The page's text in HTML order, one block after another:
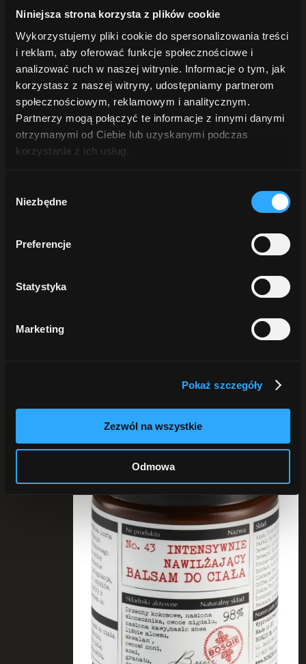
Niniejsza strona korzysta z plików cookie
Wykorzystujemy pliki cookie do spersonalizowania treści
i reklam, aby oferować funkcje społecznościowe i
analizować ruch w naszej witrynie. Informacje o tym, jak
korzystasz z naszej witryny, udostępniamy partnerom
społecznościowym, reklamowym i analitycznym.
Partnerzy mogą połączyć te informacje z innymi danymi
otrzymanymi od Ciebie lub uzyskanymi podczas
korzystania z ich usług.
zgody
Niezbędne
Preferencje
Statystyka
Marketing
Pokaż szczegóły
Zezwól na wszystkie
Odmowa
Żele pod prysznic
Peelingi do ciała
Płyn intymny
DŁONIE i STOPY
Mydła do rąk
Kremy do rąk
Peelingi do rąk
Do stóp
ANTYPERSPIRANTY
DO BRODY
Szukaj